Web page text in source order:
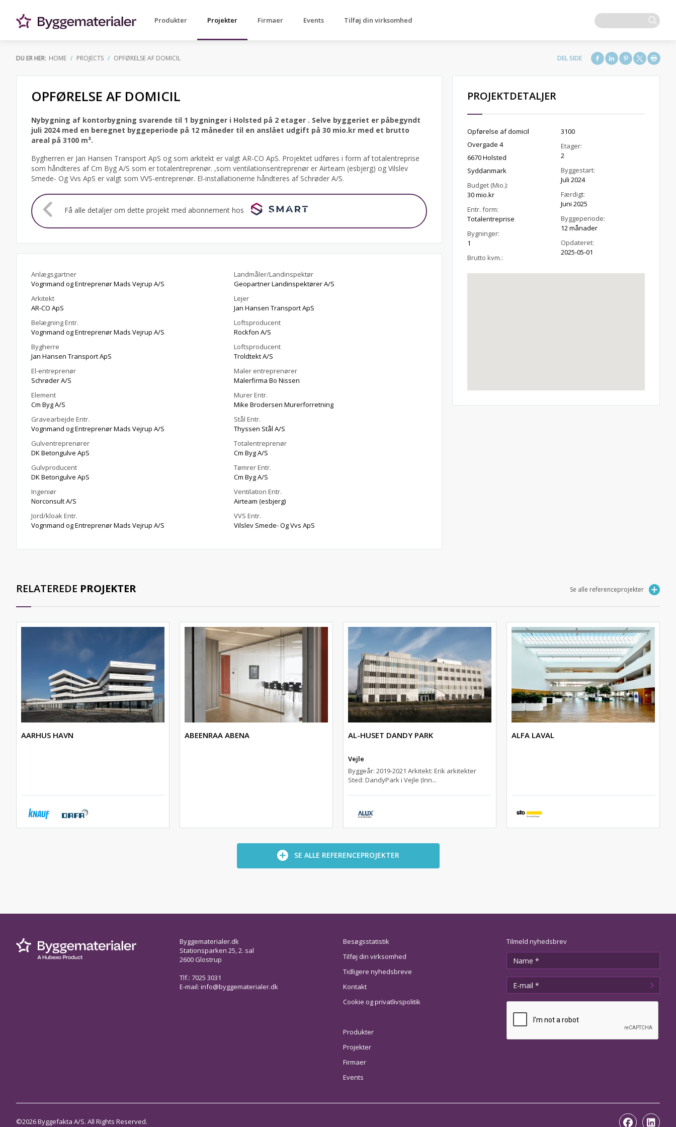
Produkter Projekter Firmaer Events Tilføj din virksomhed
DU ER HER: HOME PROJECTS OPFØRELSE AF DOMICIL
OPFØRELSE AF DOMICIL
Nybygning af kontorbygning svarende til 1 bygninger i Holsted på 2 etager . Selve byggeriet er påbegyndt
juli 2024 med en beregnet byggeperiode på 12 måneder til en anslået udgift på 30 mio.kr med et brutto
areal på 3100 m².
Bygherren er Jan Hansen Transport ApS og som arkitekt er valgt AR-CO ApS. Projektet udføres i form af totalentreprise
som håndteres af Cm Byg A/S som er totalentreprenør. ,som ventilationsentreprenør er Airteam (esbjerg) og Vilslev
Smede- Og Vvs ApS er valgt som VVS-entreprenør. El-installationerne håndteres af Schrøder A/S.
Få alle detaljer om dette projekt med abonnement hos
Anlægsgartner
Vognmand og Entreprenør Mads Vejrup A/S
Arkitekt
AR-CO ApS
Belægning Entr.
Vognmand og Entreprenør Mads Vejrup A/S
Bygherre
Jan Hansen Transport ApS
El-entreprenør
Schrøder A/S
Element
Cm Byg A/S
Gravearbejde Entr.
Vognmand og Entreprenør Mads Vejrup A/S
Gulventreprenører
DK Betongulve ApS
Gulvproducent
DK Betongulve ApS
Ingeniør
Norconsult A/S
Jord/kloak Entr.
Vognmand og Entreprenør Mads Vejrup A/S
Landmåler/Landinspektør
Geopartner Landinspektører A/S
Lejer
Jan Hansen Transport ApS
Loftsproducent
Rockfon A/S
Loftsproducent
Troldtekt A/S
Maler entreprenører
Malerfirma Bo Nissen
Murer Entr.
Mike Brodersen Murerforretning
Stål Entr.
Thyssen Stål A/S
Totalentreprenør
Cm Byg A/S
Tømrer Entr.
Cm Byg A/S
Ventilation Entr.
Airteam (esbjerg)
VVS Entr.
Vilslev Smede- Og Vvs ApS
PROJEKTDETALJER
Opførelse af domicil
Overgade 4
6670 Holsted
Syddanmark
Budget (Mio.):
30 mio.kr
Entr. form:
Totalentreprise
Bygninger:
1
Brutto kvm.:
3100
Etager:
2
Byggestart:
Juli 2024
Færdigt:
Juni 2025
Byggeperiode:
12 månader
Opdateret:
2025-05-01
Se alle referenceprojekter
RELATEREDE PROJEKTER
AARHUS HAVN ABEENRAA ABENA AL-HUSET DANDY PARK
Vejle
Byggeår: 2019-2021 Arkitekt: Erik arkitekter
Sted: DandyPark i Vejle (Inn...
ALFA LAVAL
SE ALLE REFERENCEPROJEKTER
Byggematerialer.dk
Stationsparken 25, 2. sal
2600 Glostrup
Tlf.: 7025 3031
E-mail: info@byggematerialer.dk
Besøgsstatistik
Tilføj din virksomhed
Tidligere nyhedsbreve
Kontakt
Cookie og privatlivspolitik
Produkter
Projekter
Firmaer
Events
Tilmeld nyhedsbrev
©2026 Byggefakta A/S. All Rights Reserved.